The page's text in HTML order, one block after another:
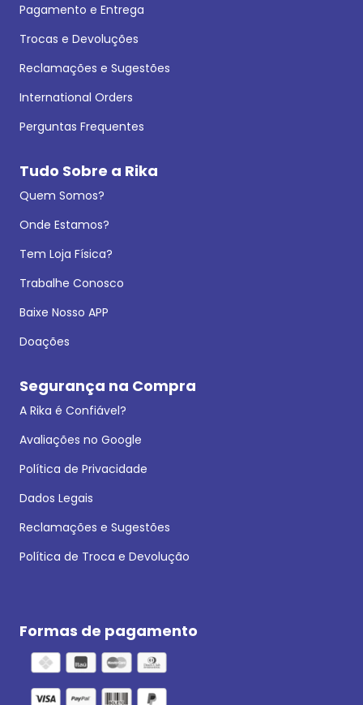
Pagamento e Entrega
Trocas e Devoluções
Reclamações e Sugestões
International Orders
Perguntas Frequentes
Tudo Sobre a Rika
Quem Somos?
Onde Estamos?
Tem Loja Física?
Trabalhe Conosco
Baixe Nosso APP
Doações
Segurança na Compra
A Rika é Confiável?
Avaliações no Google
Política de Privacidade
Dados Legais
Reclamações e Sugestões
Política de Troca e Devolução
Formas de pagamento